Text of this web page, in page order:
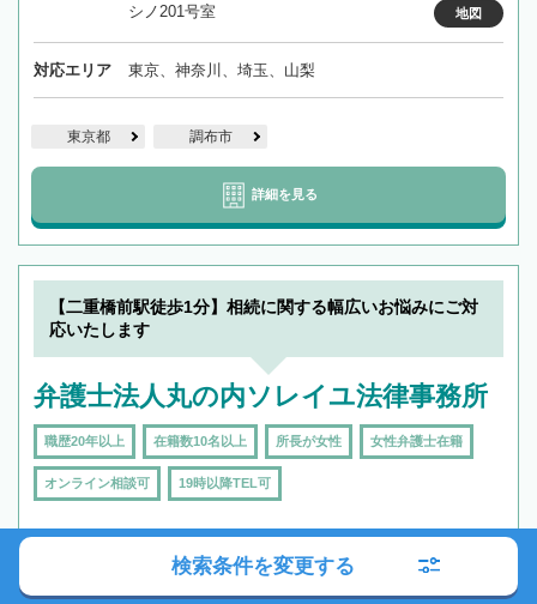
シノ201号室
地図
対応エリア 東京、神奈川、埼玉、山梨
東京都 調布市
詳細を見る
【二重橋前駅徒歩1分】相続に関する幅広いお悩みにご対
応いたします
弁護士法人丸の内ソレイユ法律事務所
職歴20年以上 在籍数10名以上 所長が女性 女性弁護士在籍
オンライン相談可 19時以降TEL可
検索条件を変更する